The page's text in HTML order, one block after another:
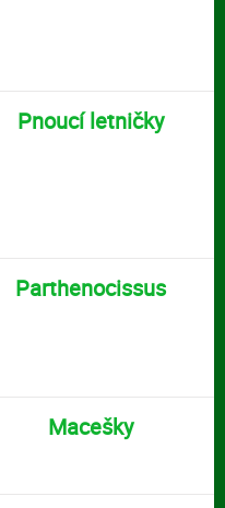
Pnoucí letničky
Parthenocissus
Macešky